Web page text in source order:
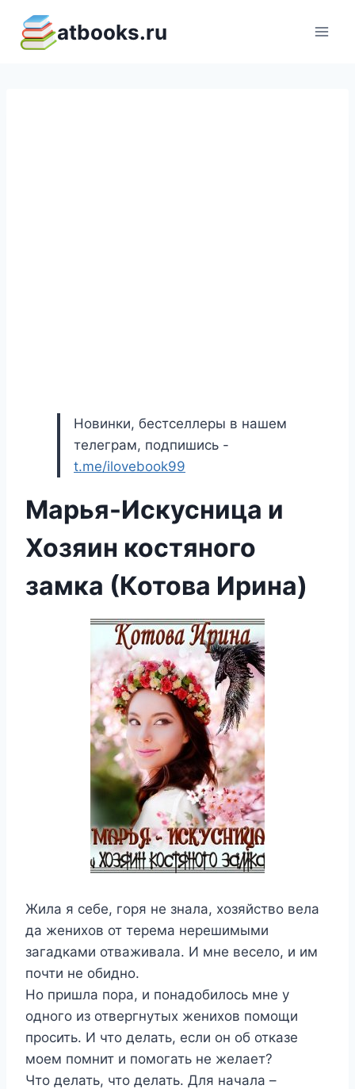
содержимому
atbooks.ru
Новинки, бестселлеры в нашем
телеграм, подпишись -
t.me/ilovebook99
Марья-Искусница и
Хозяин костяного
замка (Котова Ирина)
Жила я себе, горя не знала, хозяйство вела
да женихов от терема нерешимыми
загадками отваживала. И мне весело, и им
почти не обидно.
Но пришла пора, и понадобилось мне у
одного из отвергнутых женихов помощи
просить. И что делать, если он об отказе
моем помнит и помогать не желает?
Что делать, что делать. Для начала –